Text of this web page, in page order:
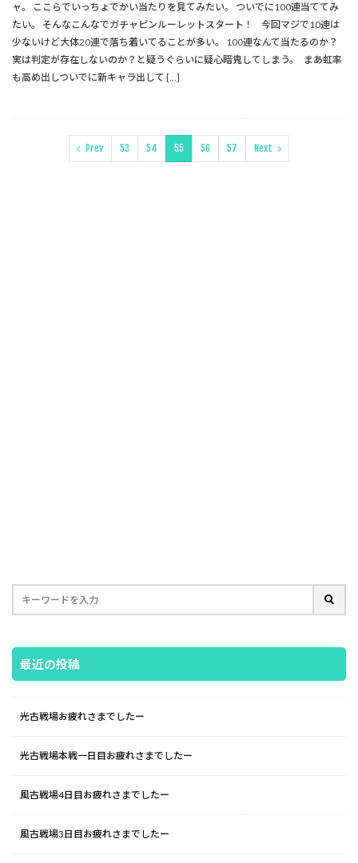
ャ。 ここらでいっちょでかい当たりを見てみたい。 ついでに100連当ててみ
たい。 そんなこんなでガチャピンルーレットスタート！ 今回マジで10連は
少ないけど大体20連で落ち着いてることが多い。 100連なんて当たるのか？
実は判定が存在しないのか？と疑うぐらいに疑心暗鬼してしまう。 まあ虹率
も高め出しついでに新キャラ出して […]
Prev 53 54 55 56 57 Next
最近の投稿
光古戦場お疲れさまでしたー
光古戦場本戦一日目お疲れさまでしたー
風古戦場4日目お疲れさまでしたー
風古戦場3日目お疲れさまでしたー